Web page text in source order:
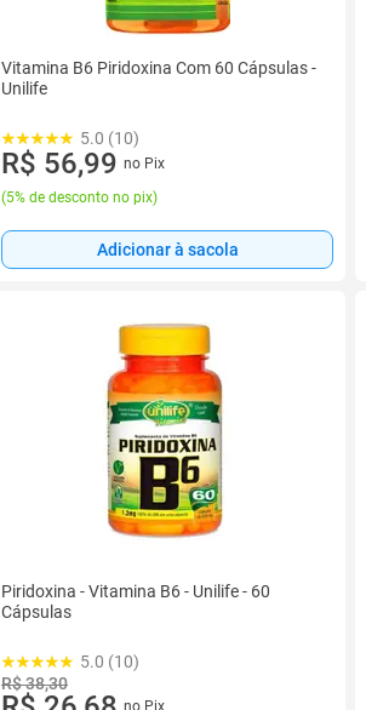
Vitamina B6 Piridoxina Com 60 Cápsulas -
Unilife
5.0 (10)
R$ 56,99 no Pix
(5% de desconto no pix)
Adicionar à sacola
Piridoxina - Vitamina B6 - Unilife - 60
Cápsulas
5.0 (10)
R$ 38,30
no Pix